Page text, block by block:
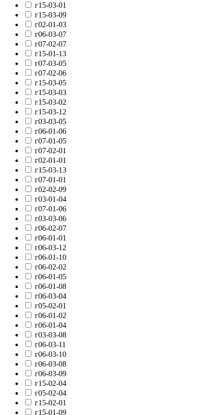
г15-03-01
г15-03-09
г02-01-03
г06-03-07
г07-02-07
г15-01-13
г07-03-05
г07-02-06
г15-03-05
г15-03-03
г15-03-02
г15-03-12
г03-03-05
г06-01-06
г07-01-05
г07-02-01
г02-01-01
г15-03-13
г07-01-01
г02-02-09
г03-01-04
г07-01-06
г03-03-06
г06-02-07
г06-01-01
г06-03-12
г06-01-10
г06-02-02
г06-01-05
г06-01-08
г06-03-04
г05-02-01
г06-01-02
г06-01-04
г03-03-08
г06-03-11
г06-03-10
г06-03-08
г06-03-09
г15-02-04
г05-02-04
г15-02-01
г15-01-09